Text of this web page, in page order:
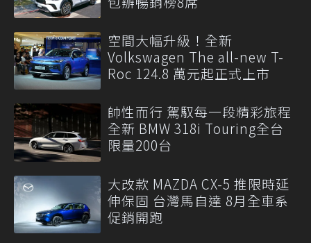
空間大幅升級！全新
Volkswagen The all-new T-
Roc 124.8 萬元起正式上市
帥性而行 駕馭每一段精彩旅程
全新 BMW 318i Touring全台
限量200台
大改款 MAZDA CX-5 推限時延
伸保固 台灣馬自達 8月全車系
促銷開跑